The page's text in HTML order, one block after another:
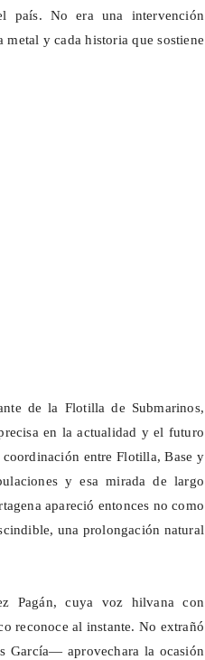
país. No era una intervención
y cada historia que sostiene
de la Flotilla de Submarinos,
en la actualidad y el futuro
entre Flotilla, Base y
y esa mirada de largo
apareció entonces no como
una prolongación natural
Pagán, cuya voz hilvana con
reconoce al instante. No extrañó
García— aprovechara la ocasión